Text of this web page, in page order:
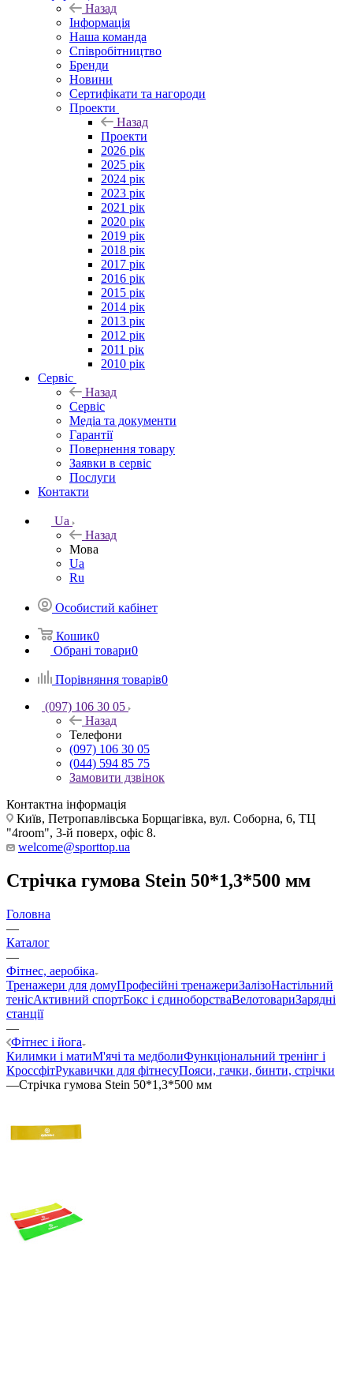
Назад
Інформація
Наша команда
Співробітництво
Бренди
Новини
Сертифікати та нагороди
Проекти
Назад
Проекти
2026 рік
2025 рік
2024 рік
2023 рік
2021 рік
2020 рік
2019 рік
2018 рік
2017 рік
2016 рік
2015 рік
2014 рік
2013 рік
2012 рік
2011 рік
2010 рік
Сервіс
Назад
Сервіс
Медіа та документи
Гарантії
Повернення товару
Заявки в сервіс
Послуги
Контакти
Ua
Назад
Мова
Ua
Ru
Особистий кабінет
Кошик0
Обрані товари0
Порівняння товарів0
(097) 106 30 05
Назад
Телефони
(097) 106 30 05
(044) 594 85 75
Замовити дзвінок
Контактна інформація
Київ, Петропавлівська Борщагівка, вул. Соборна, 6, ТЦ
"4room", 3-й поверх, офіс 8.
welcome@sporttop.ua
Стрічка гумова Stein 50*1,3*500 мм
Головна
—
Каталог
—
Фітнес, аеробіка
Тренажери для домуПрофесійні тренажериЗалізоНастільний
тенісАктивний спортБокс і єдиноборстваВелотовариЗарядні
станції
—
Фітнес і йога
Килимки і матиМ'ячі та медболиФункціональний тренінг і
КроссфітРукавички для фітнесуПояси, гачки, бинти, стрічки
—Стрічка гумова Stein 50*1,3*500 мм